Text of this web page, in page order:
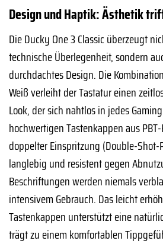
Design und Haptik: Ästhetik
Die Ducky One 3 Classic überzeugt
technische Überlegenheit, sondern
durchdachtes Design. Die
Weiß verleiht der Tastatur einen
Look, der sich nahtlos in jedes
hochwertigen Tastenkappen aus
doppelter Einspritzung (Double-Shot-
langlebig und resistent gegen
Beschriftungen werden niemals
intensivem Gebrauch. Das leicht
Tastenkappen unterstützt eine
trägt zu einem komfortablen